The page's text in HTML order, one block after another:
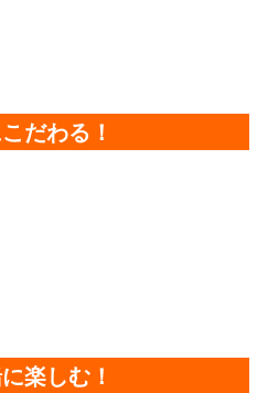
だわる！
楽しむ！